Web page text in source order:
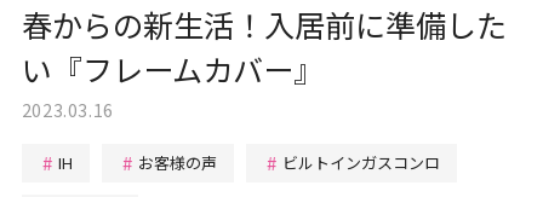
春からの新生活！入居前に準備した
い『フレームカバー』
2023.03.16
IH お客様の声 ビルトインガスコンロ